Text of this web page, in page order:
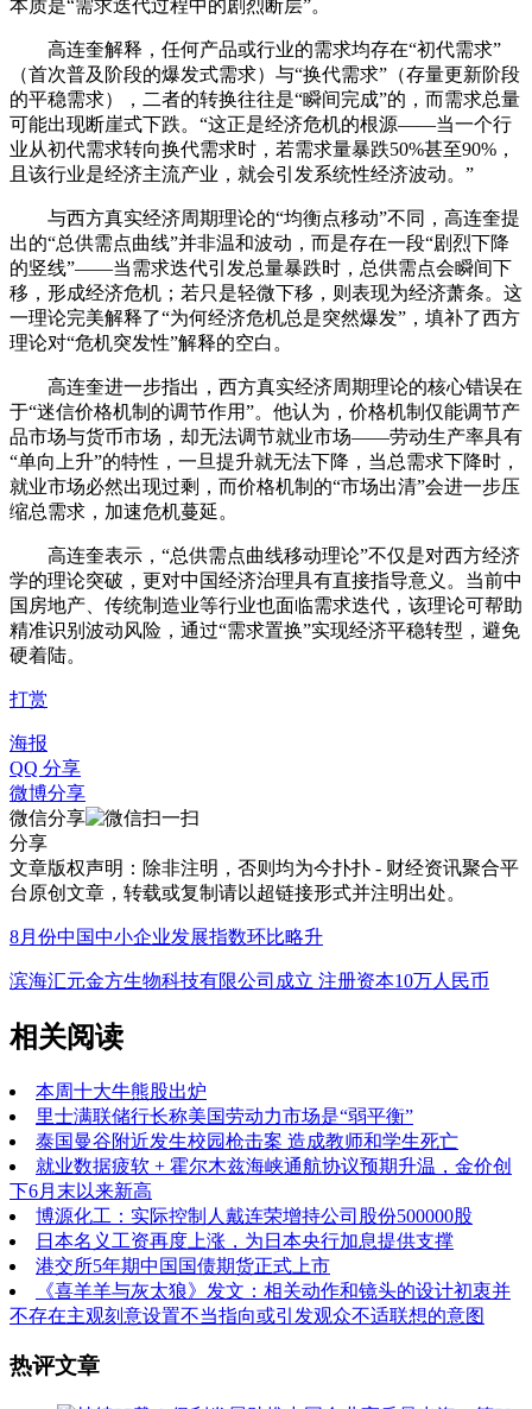
本质是“需求迭代过程中的剧烈断层”。
高连奎解释，任何产品或行业的需求均存在“初代需求”
（首次普及阶段的爆发式需求）与“换代需求”（存量更新阶段
的平稳需求），二者的转换往往是“瞬间完成”的，而需求总量
可能出现断崖式下跌。“这正是经济危机的根源——当一个行
业从初代需求转向换代需求时，若需求量暴跌50%甚至90%，
且该行业是经济主流产业，就会引发系统性经济波动。”
与西方真实经济周期理论的“均衡点移动”不同，高连奎提
出的“总供需点曲线”并非温和波动，而是存在一段“剧烈下降
的竖线”——当需求迭代引发总量暴跌时，总供需点会瞬间下
移，形成经济危机；若只是轻微下移，则表现为经济萧条。这
一理论完美解释了“为何经济危机总是突然爆发”，填补了西方
理论对“危机突发性”解释的空白。
高连奎进一步指出，西方真实经济周期理论的核心错误在
于“迷信价格机制的调节作用”。他认为，价格机制仅能调节产
品市场与货币市场，却无法调节就业市场——劳动生产率具有
“单向上升”的特性，一旦提升就无法下降，当总需求下降时，
就业市场必然出现过剩，而价格机制的“市场出清”会进一步压
缩总需求，加速危机蔓延。
高连奎表示，“总供需点曲线移动理论”不仅是对西方经济
学的理论突破，更对中国经济治理具有直接指导意义。当前中
国房地产、传统制造业等行业也面临需求迭代，该理论可帮助
精准识别波动风险，通过“需求置换”实现经济平稳转型，避免
硬着陆。
打赏
海报
QQ 分享
微博分享
微信分享
分享
文章版权声明：除非注明，否则均为今扑扑 - 财经资讯聚合平
台 原创文章，转载或复制请以超链接形式并注明出处。
8月份中国中小企业发展指数环比略升
滨海汇元金方生物科技有限公司成立 注册资本10万人民币
相关阅读
本周十大牛熊股出炉
里士满联储行长称美国劳动力市场是“弱平衡”
泰国曼谷附近发生校园枪击案 造成教师和学生死亡
就业数据疲软 + 霍尔木兹海峡通航协议预期升温，金价创
下6月末以来新高
博源化工：实际控制人戴连荣增持公司股份500000股
日本名义工资再度上涨，为日本央行加息提供支撑
港交所5年期中国国债期货正式上市
《喜羊羊与灰太狼》发文：相关动作和镜头的设计初衷并
不存在主观刻意设置不当指向或引发观众不适联想的意图
热评文章